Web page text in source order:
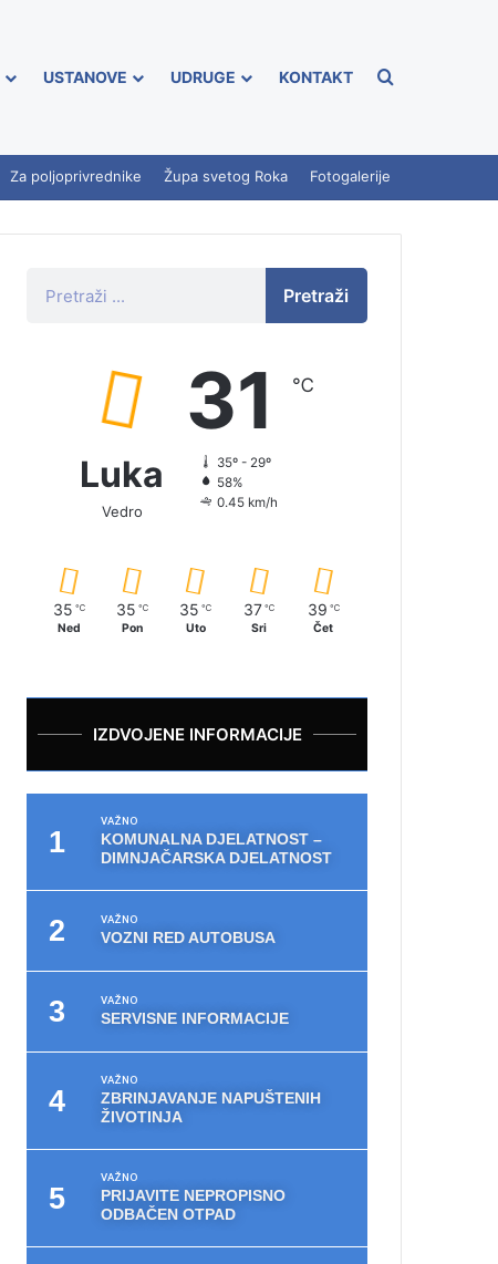
USTANOVE UDRUGE KONTAKT
Za poljoprivrednike Župa svetog Roka Fotogalerije
Pretraži
Luka
Vedro
31 ℃
35º - 29º
58%
0.45 km/h
35 ℃
Ned
35 ℃
Pon
35 ℃
Uto
37 ℃
Sri
39 ℃
Čet
IZDVOJENE INFORMACIJE
VAŽNO
KOMUNALNA DJELATNOST –
DIMNJAČARSKA DJELATNOST
VAŽNO
VOZNI RED AUTOBUSA
VAŽNO
SERVISNE INFORMACIJE
VAŽNO
ZBRINJAVANJE NAPUŠTENIH
ŽIVOTINJA
VAŽNO
PRIJAVITE NEPROPISNO
ODBAČEN OTPAD